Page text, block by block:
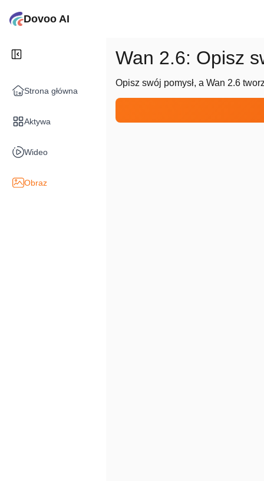
Dovoo AI
Strona główna
Aktywa
Wideo
Obraz
Wan 2.6: Opisz
Opisz swój pomysł, a Wan 2.6